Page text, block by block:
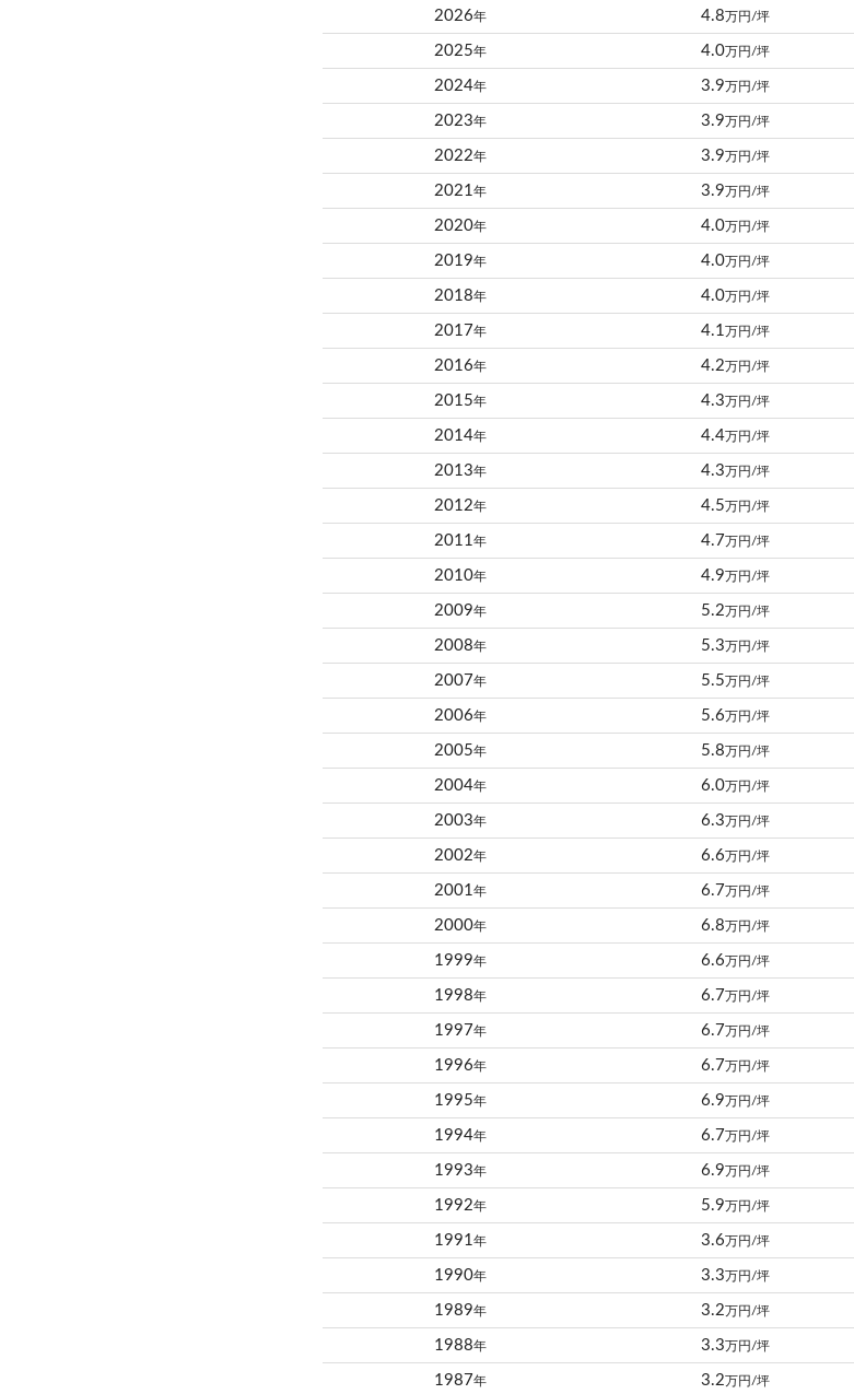
2026年 4.8 万円/坪
2025年 4.0 万円/坪
2024年 3.9 万円/坪
2023年 3.9 万円/坪
2022年 3.9 万円/坪
2021年 3.9 万円/坪
2020年 4.0 万円/坪
2019年 4.0 万円/坪
2018年 4.0 万円/坪
2017年 4.1 万円/坪
2016年 4.2 万円/坪
2015年 4.3 万円/坪
2014年 4.4 万円/坪
2013年 4.3 万円/坪
2012年 4.5 万円/坪
2011年 4.7 万円/坪
2010年 4.9 万円/坪
2009年 5.2 万円/坪
2008年 5.3 万円/坪
2007年 5.5 万円/坪
2006年 5.6 万円/坪
2005年 5.8 万円/坪
2004年 6.0 万円/坪
2003年 6.3 万円/坪
2002年 6.6 万円/坪
2001年 6.7 万円/坪
2000年 6.8 万円/坪
1999年 6.6 万円/坪
1998年 6.7 万円/坪
1997年 6.7 万円/坪
1996年 6.7 万円/坪
1995年 6.9 万円/坪
1994年 6.7 万円/坪
1993年 6.9 万円/坪
1992年 5.9 万円/坪
1991年 3.6 万円/坪
1990年 3.3 万円/坪
1989年 3.2 万円/坪
1988年 3.3 万円/坪
1987年 3.2 万円/坪